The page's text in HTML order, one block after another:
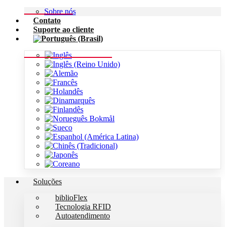
Sobre nós
Contato
Suporte ao cliente
Soluções
biblioFlex
Tecnologia RFID
Autoatendimento